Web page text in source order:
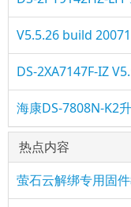
V5.5.26 build
DS-2XA7147F-IZ
海康DS-7808N-K2
热点内容
萤石云解绑专用固